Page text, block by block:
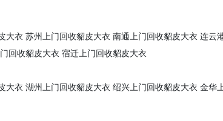
大衣 苏州上门回收貂皮大衣 南通上门回收貂皮大衣 连云
回收貂皮大衣 宿迁上门回收貂皮大衣
大衣 湖州上门回收貂皮大衣 绍兴上门回收貂皮大衣 金华